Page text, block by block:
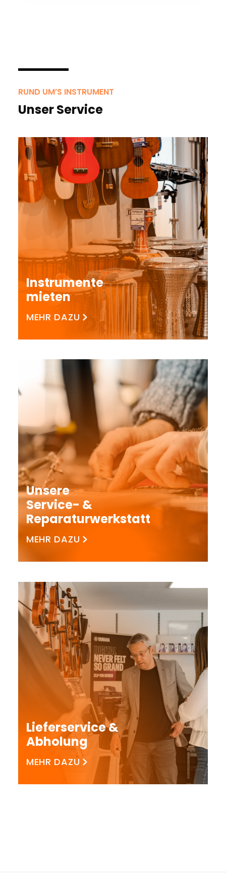
RUND UM’S INSTRUMENT
Unser Service
Instrumente
mieten
MEHR DAZU
Unsere
Service- &
Reparaturwerkstatt
MEHR DAZU
Lieferservice &
Abholung
MEHR DAZU